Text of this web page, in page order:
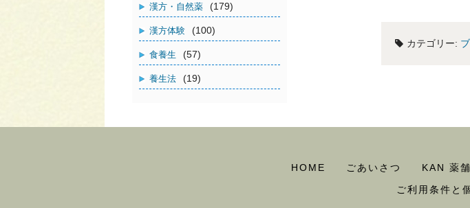
カテゴリー:
漢方・自然薬 (179)
漢方体験 (100)
食養生 (57)
養生法 (19)
HOME ごあいさつ KAN 薬
ご利用条件と